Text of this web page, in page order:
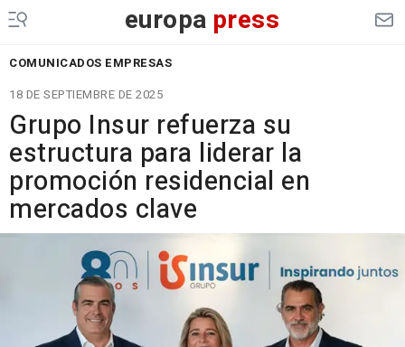
europa press
COMUNICADOS EMPRESAS
18 DE SEPTIEMBRE DE 2025
Grupo Insur refuerza su
estructura para liderar la
promoción residencial en
mercados clave